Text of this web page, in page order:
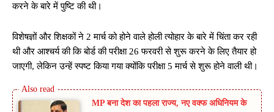
करने के बारे में पुष्टि की थी।
विशेषज्ञों और शिक्षकों ने 2 मार्च को होने वाले होली त्योहार के बारे में चिंता कर रही
थी और आश्चर्य की कि बोर्ड की परीक्षा 26 फरवरी से शुरू करने के लिए तैयार हो
जाएगी, लेकिन उन्हें स्पष्ट किया गया क्योंकि परीक्षा 5 मार्च से शुरू होने वाली थी।
MP बना देश का पहला राज्य, नए वक्फ अधिनियम के